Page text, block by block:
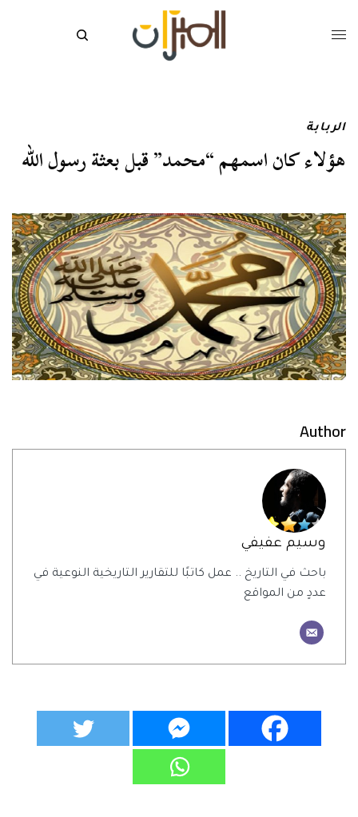
الربابة
هؤلاء كان اسمهم “محمد” قبل بعثة رسول الله
Author
وسيم عفيفي
باحث في التاريخ .. عمل كاتبًا للتقارير التاريخية النوعية في
عددٍ من المواقع